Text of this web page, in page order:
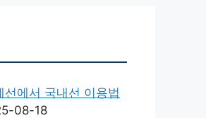
선에서 국내선 이용법
08-18